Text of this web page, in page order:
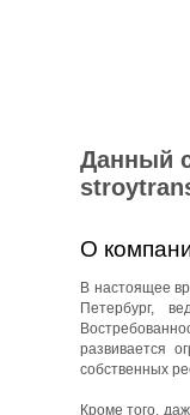
Данный
О
В настоящее
Петербург,
развивается
собственных
Кроме того,